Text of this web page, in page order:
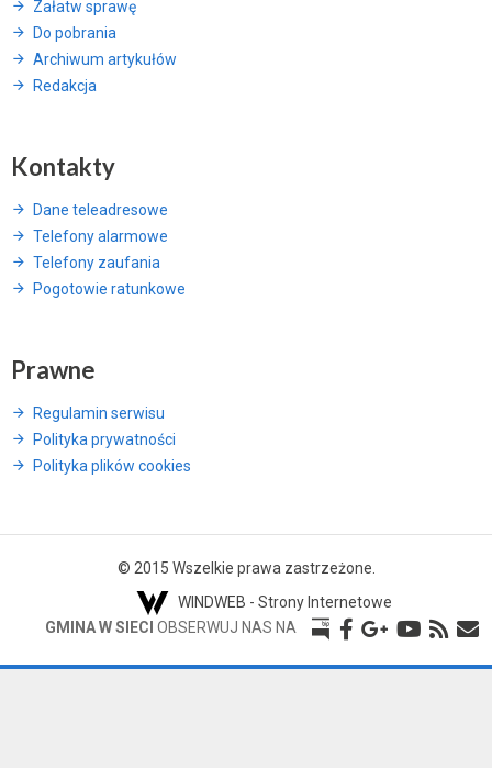
Załatw sprawę
Do pobrania
Archiwum artykułów
Redakcja
Kontakty
Dane teleadresowe
Telefony alarmowe
Telefony zaufania
Pogotowie ratunkowe
Prawne
Regulamin serwisu
Polityka prywatności
Polityka plików cookies
© 2015 Wszelkie prawa zastrzeżone.
WINDWEB - Strony Internetowe
GMINA W SIECI OBSERWUJ NAS NA